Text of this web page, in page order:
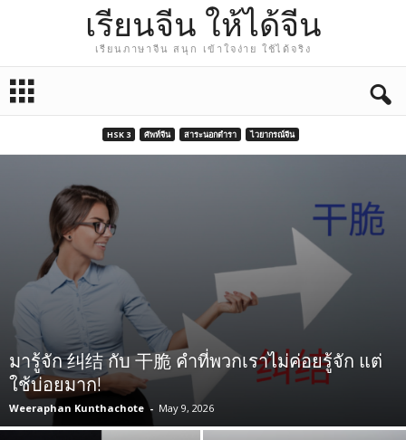
เรียนจีน ให้ได้จีน
เรียนภาษาจีน สนุก เข้าใจง่าย ใช้ได้จริง
HSK 3 ศัพท์จีน สาระนอกตำรา ไวยากรณ์จีน
มารู้จัก 纠结 กับ 干脆 คำที่พวกเราไม่ค่อยรู้จัก แต่
ใช้บ่อยมาก!
Weeraphan Kunthachote - May 9, 2026